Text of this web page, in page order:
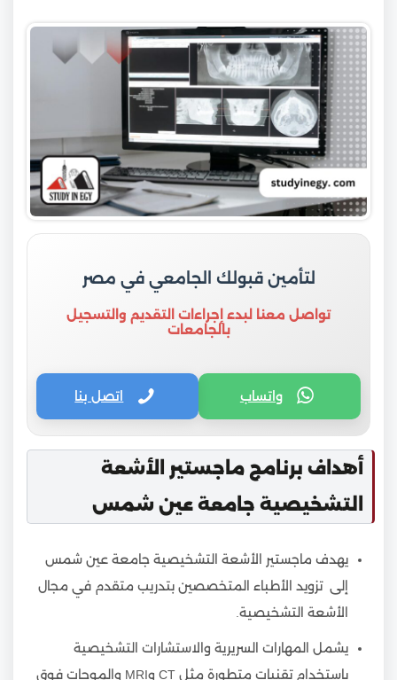
لتأمين قبولك الجامعي في مصر
تواصل معنا لبدء إجراءات التقديم والتسجيل
بالجامعات
واتساب اتصل بنا
أهداف برنامج ماجستير الأشعة
التشخيصية جامعة عين شمس
يهدف ماجستير الأشعة التشخيصية جامعة عين شمس
إلى تزويد الأطباء المتخصصين بتدريب متقدم في مجال
الأشعة التشخيصية.
يشمل المهارات السريرية والاستشارات التشخيصية
باستخدام تقنيات متطورة مثل CT وMRI والموجات فوق